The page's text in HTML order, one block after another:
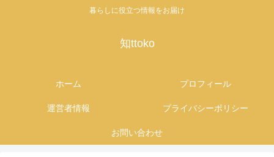
暮らしに役立つ情報をお届け
知ttoko
ホーム プロフィール
運営者情報 プライバシーポリシー
お問い合わせ